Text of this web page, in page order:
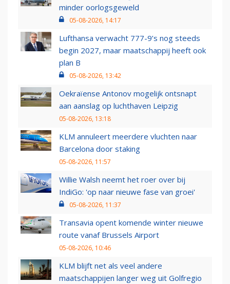
minder oorlogsgeweld
05-08-2026, 14:17
Lufthansa verwacht 777-9’s nog steeds
begin 2027, maar maatschappij heeft ook
plan B
05-08-2026, 13:42
Oekraïense Antonov mogelijk ontsnapt
aan aanslag op luchthaven Leipzig
05-08-2026, 13:18
KLM annuleert meerdere vluchten naar
Barcelona door staking
05-08-2026, 11:57
Willie Walsh neemt het roer over bij
IndiGo: 'op naar nieuwe fase van groei'
05-08-2026, 11:37
Transavia opent komende winter nieuwe
route vanaf Brussels Airport
05-08-2026, 10:46
KLM blijft net als veel andere
maatschappijen langer weg uit Golfregio